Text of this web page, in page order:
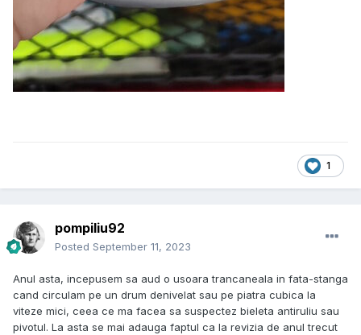
1
pompiliu92
Posted September 11, 2023
Anul asta, incepusem sa aud o usoara trancaneala in fata-stanga
cand circulam pe un drum denivelat sau pe piatra cubica la
viteze mici, ceea ce ma facea sa suspectez bieleta antiruliu sau
pivotul. La asta se mai adauga faptul ca la revizia de anul trecut